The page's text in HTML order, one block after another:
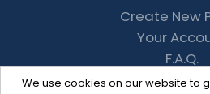
We use cookies on our website to
Create New
Your
F.A.Q.
Recent